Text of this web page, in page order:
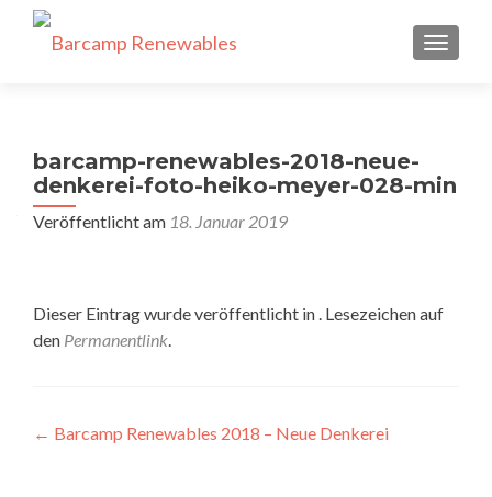
barcamp-renewables-2018-neue-
denkerei-foto-heiko-meyer-028-min
Veröffentlicht am 18. Januar 2019
Dieser Eintrag wurde veröffentlicht in . Lesezeichen auf
den Permanentlink.
Beitragsnavigation
← Barcamp Renewables 2018 – Neue Denkerei